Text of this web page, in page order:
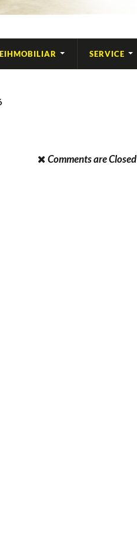
SERVICE
Comments are Closed